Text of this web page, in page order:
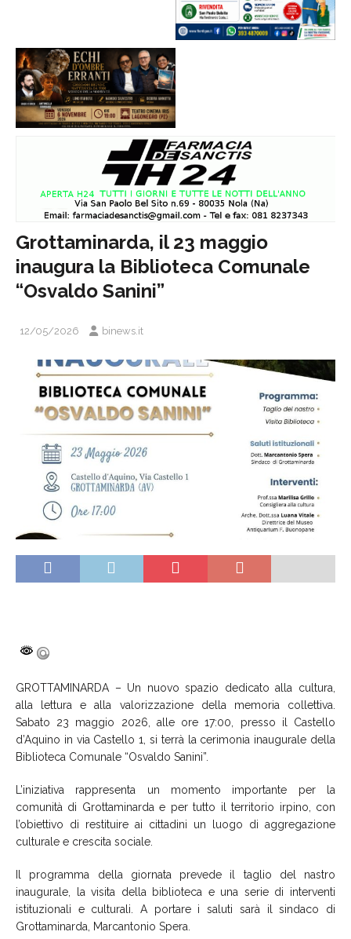
Grottaminarda, il 23 maggio
inaugura la Biblioteca Comunale
“Osvaldo Sanini”
12/05/2026 binews.it
GROTTAMINARDA – Un nuovo spazio dedicato alla cultura,
alla lettura e alla valorizzazione della memoria collettiva.
Sabato 23 maggio 2026, alle ore 17:00, presso il Castello
d’Aquino in via Castello 1, si terrà la cerimonia inaugurale della
Biblioteca Comunale “Osvaldo Sanini”.
L’iniziativa rappresenta un momento importante per la
comunità di Grottaminarda e per tutto il territorio irpino, con
l’obiettivo di restituire ai cittadini un luogo di aggregazione
culturale e crescita sociale.
Il programma della giornata prevede il taglio del nastro
inaugurale, la visita della biblioteca e una serie di interventi
istituzionali e culturali. A portare i saluti sarà il sindaco di
Grottaminarda, Marcantonio Spera.